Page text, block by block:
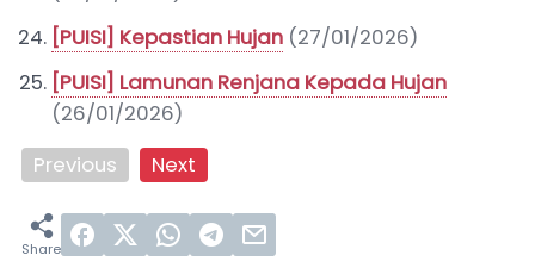
[PUISI] Kepastian Hujan (27/01/2026)
[PUISI] Lamunan Renjana Kepada Hujan
(26/01/2026)
Previous
Next